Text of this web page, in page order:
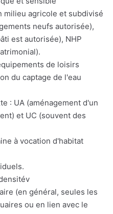
milieu agricole et subdivisé
neufs autorisée),
est autorisée), NHP
de loisirs
du captage de l'eau
: UA (aménagement d'un
et UC (souvent des
à vocation d'habitat
(en général, seules les
ou en lien avec le